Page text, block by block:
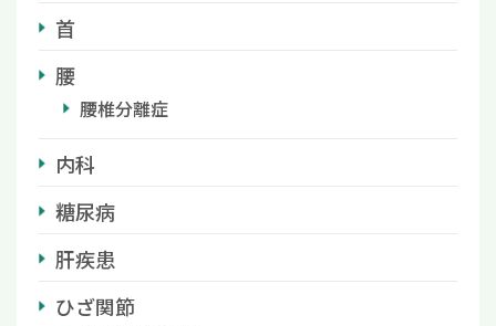
首
腰
腰椎分離症
内科
糖尿病
肝疾患
ひざ関節